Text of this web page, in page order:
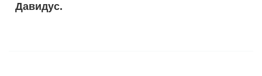
Давидус.